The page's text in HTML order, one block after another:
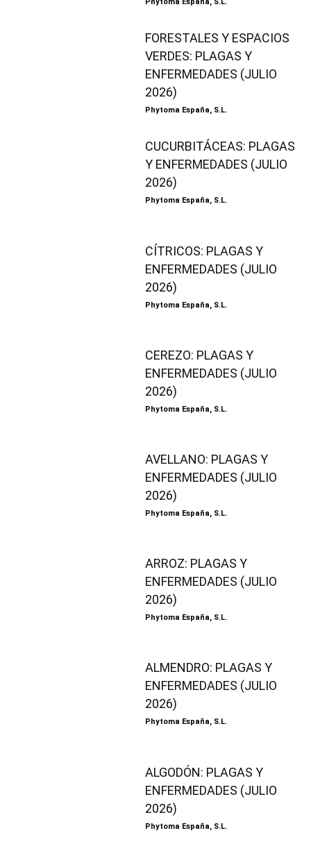
Phytoma España, S.L.
FORESTALES Y ESPACIOS
VERDES: PLAGAS Y
ENFERMEDADES (JULIO
2026)
Phytoma España, S.L.
CUCURBITÁCEAS: PLAGAS
Y ENFERMEDADES (JULIO
2026)
Phytoma España, S.L.
CÍTRICOS: PLAGAS Y
ENFERMEDADES (JULIO
2026)
Phytoma España, S.L.
CEREZO: PLAGAS Y
ENFERMEDADES (JULIO
2026)
Phytoma España, S.L.
AVELLANO: PLAGAS Y
ENFERMEDADES (JULIO
2026)
Phytoma España, S.L.
ARROZ: PLAGAS Y
ENFERMEDADES (JULIO
2026)
Phytoma España, S.L.
ALMENDRO: PLAGAS Y
ENFERMEDADES (JULIO
2026)
Phytoma España, S.L.
ALGODÓN: PLAGAS Y
ENFERMEDADES (JULIO
2026)
Phytoma España, S.L.